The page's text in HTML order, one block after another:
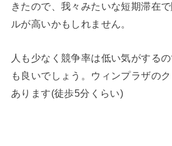
きたので、我々みたいな短期滞在
ルが高いかもしれません。
人も少なく競争率は低い気がする
も良いでしょう。ウィンプラザの
あります(徒歩5分くらい)